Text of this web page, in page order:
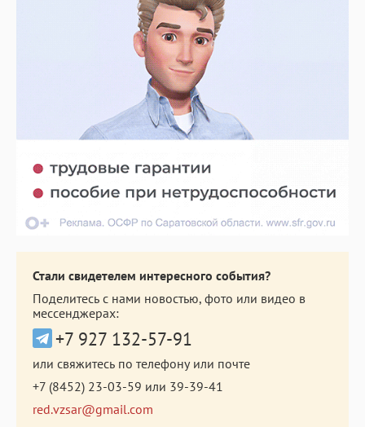
Стали свидетелем интересного события?
Поделитесь с нами новостью, фото или видео в
мессенджерах:
+7 927 132-57-91
или свяжитесь по телефону или почте
+7 (8452) 23-03-59 или 39-39-41
red.vzsar@gmail.com